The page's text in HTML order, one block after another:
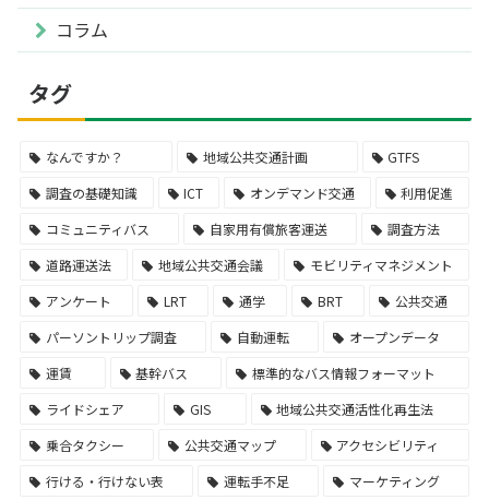
コラム
タグ
なんですか？ 地域公共交通計画
GTFS
調査の基礎知識
ICT オンデマンド交通
利用促進
コミュニティバス
自家用有償旅客運送
調査方法
道路運送法
地域公共交通会議
モビリティマネジメント
アンケート
LRT 通学 BRT
公共交通
パーソントリップ調査
自動運転
オープンデータ
運賃
基幹バス
標準的なバス情報フォーマット
ライドシェア
GIS
地域公共交通活性化再生法
乗合タクシー
公共交通マップ
アクセシビリティ
行ける・行けない表
運転手不足 マーケティング